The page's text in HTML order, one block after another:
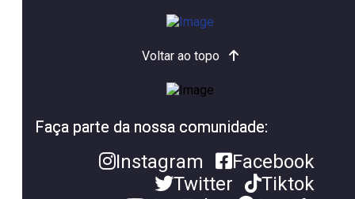
Voltar ao topo
Faça parte da nossa comunidade:
Instagram
Facebook
Twitter
Tiktok